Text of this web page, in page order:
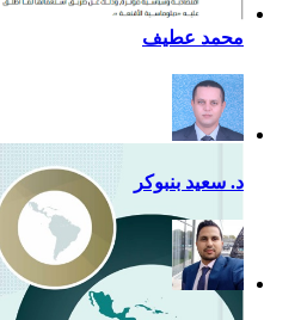
إضافية لدعم القوة الناعمة
للصين في أمريكا اللاتينية
محمد عطيف
د. سعيد بنبوكر